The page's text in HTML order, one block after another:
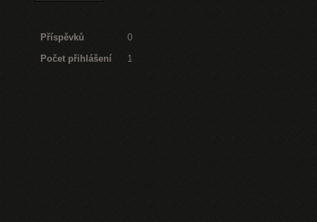
Příspěvků
0
Počet přihlášení
1